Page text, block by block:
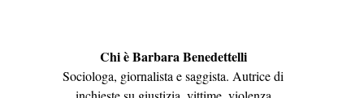
Chi è Barbara Benedettelli
Sociologa, giornalista e saggista. Autrice di